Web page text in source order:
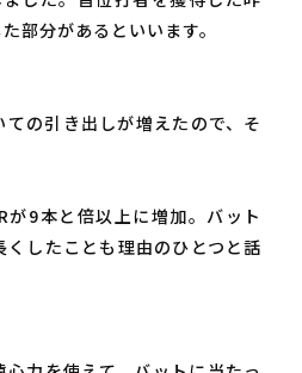
部分があるといいます。
ての引き出しが増えたので、そ
が9本と倍以上に増加。バット
したことも理由のひとつと話